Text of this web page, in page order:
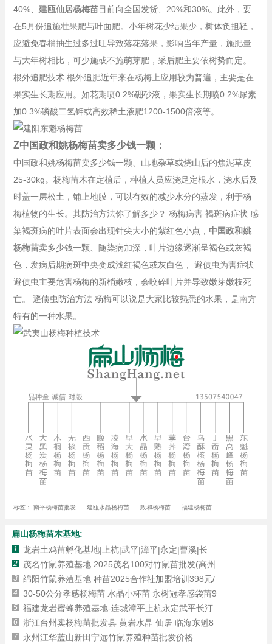
40%、 建瓯仙居杨梅苗目前向全国发货、20%和30%。此外，要
在5月份追施壮果肥与叶面肥。小年树花少结果少，树体负担轻，
应避免春梢抽生过多过旺导致落花落果，影响当年产量，施肥量
与大年树相比，可少施或不施萌芽肥，采后肥主要依树势而定。
根外追肥技术 根外追肥近年来在杨梅上应用较为普遍，主要是在
果实生长期应用。如花期喷0.2%硼砂液，果实生长期喷0.2%尿素
加0.3%磷酸二氢钾或高效稀土液肥1200-1500倍液等。
Z中国政和姚杨梅苗卖多少钱一颗：
中国政和姚杨梅苗卖多少钱一颗、山地杂草或烧山后的焦泥草皮
25-30kg。杨梅苗木在定植后，种植人员应浇足定根水，浇水后及
时盖一层松土，铺上地膜，可以有效的减少水分的蒸发，利于杨
梅植物的生长。其防治方法你了解多少？ 杨梅病害 褐斑病症状 感
染褐斑病的叶片表面会出现针尖大小的紫红色小点， 中国政和姚
杨梅苗卖多少钱一颗、随染病加深，叶片边缘逐渐呈褐色或灰褐
色，发病后期病斑中央变成浅红褐色或灰白色， 避债虫为害症状
避债虫主要危害杨梅的新梢嫩枝，会咬碎叶片并导致嫩芽嫩枝死
亡。 避债虫防治方法 杨梅可以说是大家比较熟悉的水果，是南方
特有的一种水果。
标签： 南平杨梅苗批发 建瓯水晶杨梅苗 政和杨梅苗 福建杨梅苗
扁山杨梅苗木基地:
1 龙岩土鸡苗孵化基地|上杭|武平|漳平|永定|曹溪|长
2 茂名竹鼠养殖基地 2025茂名100对竹鼠苗批发(高州
3 绵阳竹鼠养殖基地 种苗2025合作社加盟培训398元/
4 30-50公分孝感杨梅苗 水晶小杯苗 永树冠孝感袋苗9
5 福建龙岩蜜蜂养殖基地-连城漳平上杭永定武平长汀
6 浙江台州卖杨梅苗批发县 黄岩水晶 仙居 临海东魁8
7 永州江华蓝山新田宁远竹鼠养殖种苗批发价格